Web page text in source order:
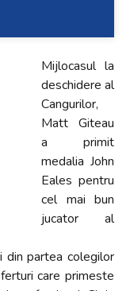
Mijlocasul la
deschidere al
Cangurilor,
Matt Giteau
a primit
medalia John
Eales pentru
cel mai bun
jucator al
din partea colegilor
care primeste